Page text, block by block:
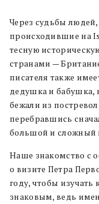
Через судьбы
происходившие на
тесную
странами —
писателя также
дедушка и
бежали из
перебравшись
большой и сложный
Наше знакомство с
о визите Петра
году, чтобы изучать
знаковым, ведь